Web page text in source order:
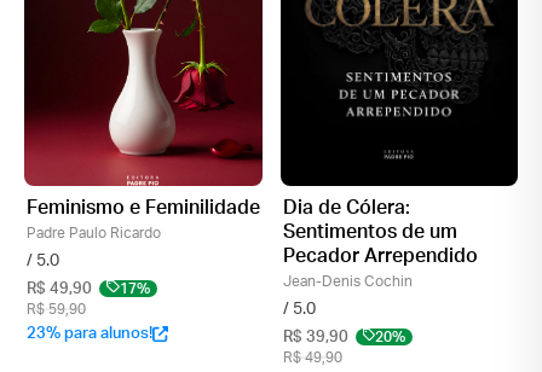
Feminismo e Feminilidade
Padre Paulo Ricardo
/ 5.0
R$ 49,90
17%
R$ 59,90
23% para alunos!
Dia de Cólera:
Sentimentos de um
Pecador Arrependido
Jean-Denis Cochin
/ 5.0
R$ 39,90
20%
R$ 49,90